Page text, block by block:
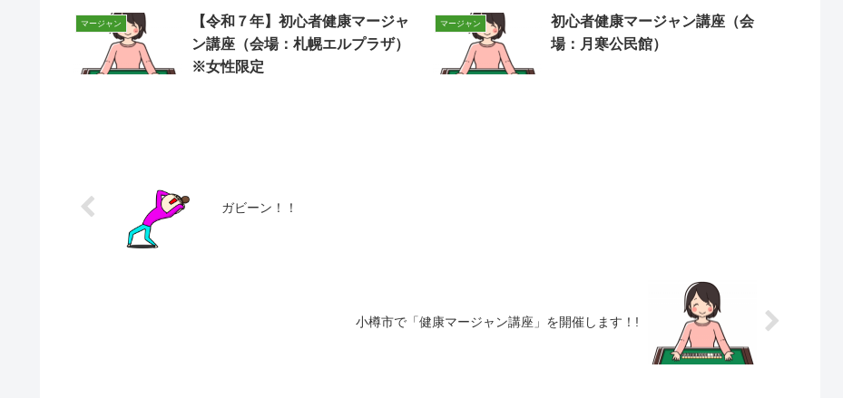
マージャン
【令和７年】初心者健康マージャ
ン講座（会場：札幌エルプラザ）
※女性限定
マージャン
初心者健康マージャン講座（会
場：月寒公民館）
ガビーン！！
小樽市で「健康マージャン講座」を開催します！!